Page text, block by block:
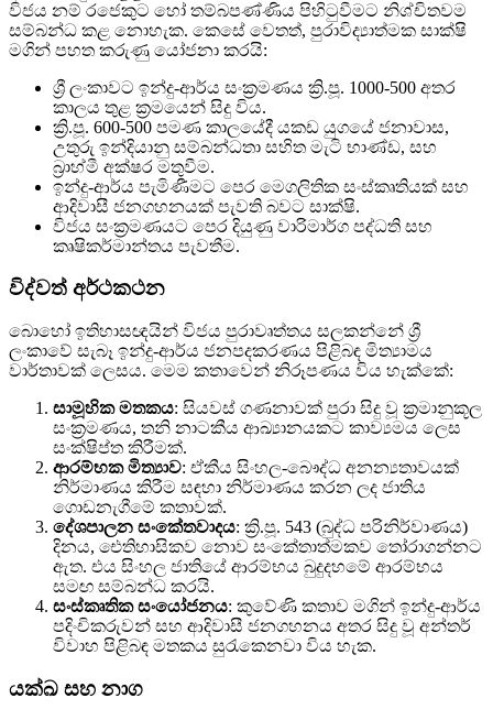
විජය නම් රජෙකුට හෝ තම්බපණ්ණිය පිහිටුවීමට නිශ්චිතවම
සම්බන්ධ කළ නොහැක. කෙසේ වෙතත්, පුරාවිද්‍යාත්මක සාක්ෂි
මගින් පහත කරුණු යෝජනා කරයි:
ශ්‍රී ලංකාවට ඉන්දු-ආර්ය සංක්‍රමණය ක්‍රි.පූ. 1000-500 අතර
කාලය තුළ ක්‍රමයෙන් සිදු විය.
ක්‍රි.පූ. 600-500 පමණ කාලයේදී යකඩ යුගයේ ජනාවාස,
උතුරු ඉන්දියානු සම්බන්ධතා සහිත මැටි භාණ්ඩ, සහ
බ්‍රාහ්මී අක්ෂර මතුවීම.
ඉන්දු-ආර්ය පැමිණීමට පෙර මෙගලිතික සංස්කෘතියක් සහ
ආදිවාසී ජනගහනයක් පැවති බවට සාක්ෂි.
විජය සංක්‍රමණයට පෙර දියුණු වාරිමාර්ග පද්ධති සහ
කෘෂිකර්මාන්තය පැවතීම.
විද්වත් අර්ථකථන
බොහෝ ඉතිහාසඥයින් විජය පුරාවෘත්තය සලකන්නේ ශ්‍රී
ලංකාවේ සැබෑ ඉන්දු-ආර්ය ජනපදකරණය පිළිබඳ මිත්‍යාමය
වාර්තාවක් ලෙසය. මෙම කතාවෙන් නිරූපණය විය හැක්කේ:
සාමූහික මතකය: සියවස් ගණනාවක් පුරා සිදු වූ ක්‍රමානුකූල
සංක්‍රමණය, තනි නාටකීය ආඛ්‍යානයකට කාව්‍යමය ලෙස
සංක්ෂිප්ත කිරීමක්.
ආරම්භක මිත්‍යාව: ඒකීය සිංහල-බෞද්ධ අනන්‍යතාවයක්
නිර්මාණය කිරීම සඳහා නිර්මාණය කරන ලද ජාතිය
ගොඩනැගීමේ කතාවක්.
දේශපාලන සංකේතවාදය: ක්‍රි.පූ. 543 (බුද්ධ පරිනිර්වාණය)
දිනය, ඓතිහාසිකව නොව සංකේතාත්මකව තෝරාගන්නට
ඇත. එය සිංහල ජාතියේ ආරම්භය බුදුදහමේ ආරම්භය
සමඟ සම්බන්ධ කරයි.
සංස්කෘතික සංයෝජනය: කුවේණි කතාව මගින් ඉන්දු-ආර්ය
පදිංචිකරුවන් සහ ආදිවාසී ජනගහනය අතර සිදු වූ අන්තර්
විවාහ පිළිබඳ මතකය සුරැකෙනවා විය හැක.
යක්ඛ සහ නාග